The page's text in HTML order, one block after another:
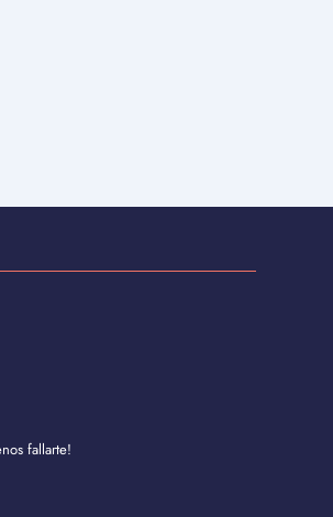
fallarte!